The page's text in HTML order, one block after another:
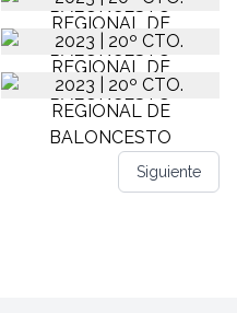
Siguiente